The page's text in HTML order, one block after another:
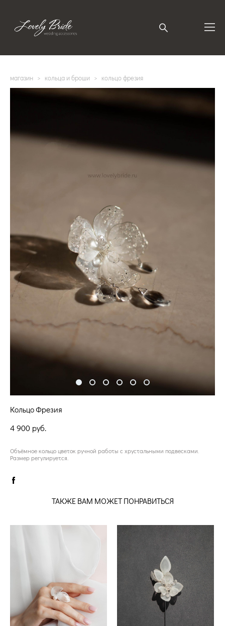
магазин > кольца и броши > кольцо фрезия
Кольцо Фрезия
4 900 pуб.
Объёмное кольцо цветок ручной работы с хрустальными подвесками.
Размер регулируется.
ТАКЖЕ ВАМ МОЖЕТ ПОНРАВИТЬСЯ